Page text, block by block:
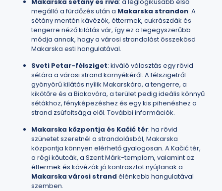
megálló a fürdőzés után a Makarska strandon. A
sétány mentén kávézók, éttermek, cukrászdák és
tengerre néző kilátás vár, így ez a legegyszerűbb
módja annak, hogy a városi strandolást összekösd
Makarska esti hangulatával.
Sveti Petar-félsziget: kiváló választás egy rövid
sétára a városi strand környékéről. A félszigetről
gyönyörű kilátás nyílik Makarskára, a tengerre, a
kikötőre és a Biokovóra, a terület pedig ideális könnyű
sétákhoz, fényképezéshez és egy kis pihenéshez a
strand zsúfoltsága elől. További információk.
Makarska központja és Kačić tér: ha rövid
szünetet szeretnél a strandolásból, Makarska
központja könnyen elérhető gyalogosan. A Kačić tér,
a régi kőutcák, a Szent Márk-templom, valamint az
éttermek és kávézók jó kontrasztot nyújtanak a
Makarska városi strand élénkebb hangulatával
szemben.